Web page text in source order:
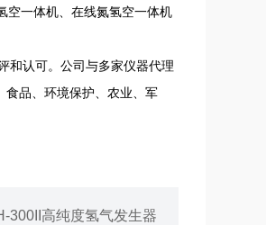
空一体机、在线氮氢空一体机
和认可。公司与多家仪器代理
食品、环境保护、农业、军
300II高纯度氢气发生器